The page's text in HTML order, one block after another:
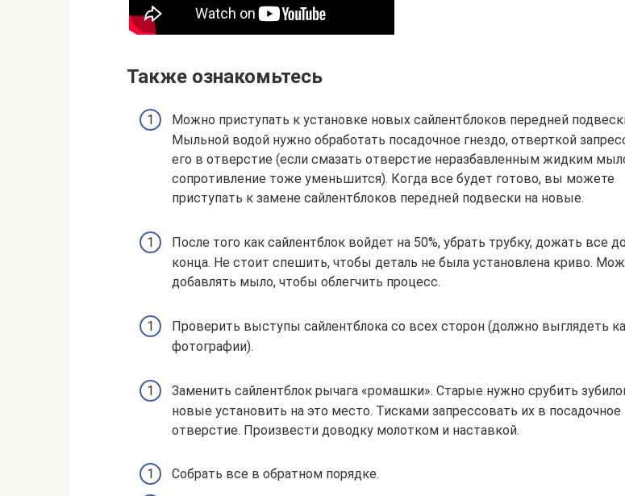
Также ознакомьтесь
Можно приступать к установке новых сайлентблоков передней
Мыльной водой нужно обработать посадочное гнездо, отверткой
его в отверстие (если смазать отверстие неразбавленным жидким
сопротивление тоже уменьшится). Когда все будет готово, вы можете
приступать к замене сайлентблоков передней подвески на новые.
После того как сайлентблок войдет на 50%, убрать трубку, дожать все до
конца. Не стоит спешить, чтобы деталь не была установлена криво.
добавлять мыло, чтобы облегчить процесс.
Проверить выступы сайлентблока со всех сторон (должно выглядеть
фотографии).
Заменить сайлентблок рычага «ромашки». Старые нужно срубить
новые установить на это место. Тисками запрессовать их в посадочное
отверстие. Произвести доводку молотком и наставкой.
Собрать все в обратном порядке.